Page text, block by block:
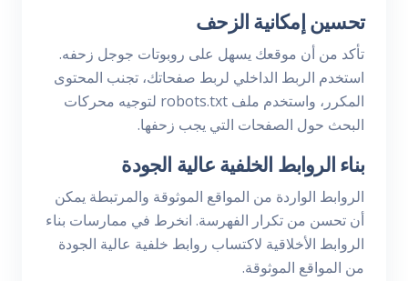
تحسين إمكانية الزحف
تأكد من أن موقعك يسهل على روبوتات جوجل زحفه.
استخدم الربط الداخلي لربط صفحاتك، تجنب المحتوى
المكرر، واستخدم ملف robots.txt لتوجيه محركات
البحث حول الصفحات التي يجب زحفها.
بناء الروابط الخلفية عالية الجودة
الروابط الواردة من المواقع الموثوقة والمرتبطة يمكن
أن تحسن من تكرار الفهرسة. انخرط في ممارسات بناء
الروابط الأخلاقية لاكتساب روابط خلفية عالية الجودة
من المواقع الموثوقة.